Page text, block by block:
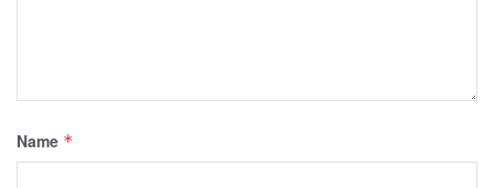
Name *